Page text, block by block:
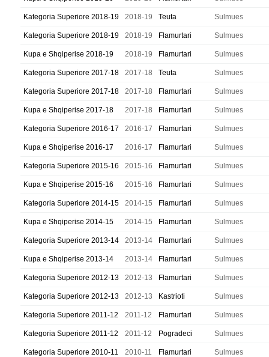
Kategoria Superiore 2018-19 2018-19 Teuta Sulmues
Kategoria Superiore 2018-19 2018-19 Flamurtari Sulmues
Kupa e Shqiperise 2018-19 2018-19 Flamurtari Sulmues
Kategoria Superiore 2017-18 2017-18 Teuta Sulmues
Kategoria Superiore 2017-18 2017-18 Flamurtari Sulmues
Kupa e Shqiperise 2017-18 2017-18 Flamurtari Sulmues
Kategoria Superiore 2016-17 2016-17 Flamurtari Sulmues
Kupa e Shqiperise 2016-17 2016-17 Flamurtari Sulmues
Kategoria Superiore 2015-16 2015-16 Flamurtari Sulmues
Kupa e Shqiperise 2015-16 2015-16 Flamurtari Sulmues
Kategoria Superiore 2014-15 2014-15 Flamurtari Sulmues
Kupa e Shqiperise 2014-15 2014-15 Flamurtari Sulmues
Kategoria Superiore 2013-14 2013-14 Flamurtari Sulmues
Kupa e Shqiperise 2013-14 2013-14 Flamurtari Sulmues
Kategoria Superiore 2012-13 2012-13 Flamurtari Sulmues
Kategoria Superiore 2012-13 2012-13 Kastrioti Sulmues
Kategoria Superiore 2011-12 2011-12 Flamurtari Sulmues
Kategoria Superiore 2011-12 2011-12 Pogradeci Sulmues
Kategoria Superiore 2010-11 2010-11 Flamurtari Sulmues